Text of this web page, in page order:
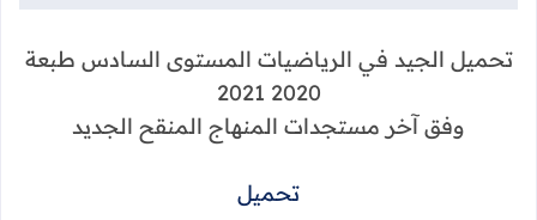
تحميل الجيد في الرياضيات المستوى السادس طبعة
2020 2021
وفق آخر مستجدات المنهاج المنقح الجديد
تحميل